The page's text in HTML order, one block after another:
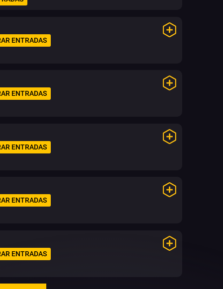
ENTRADAS
ENTRADAS
ENTRADAS
ENTRADAS
ENTRADAS